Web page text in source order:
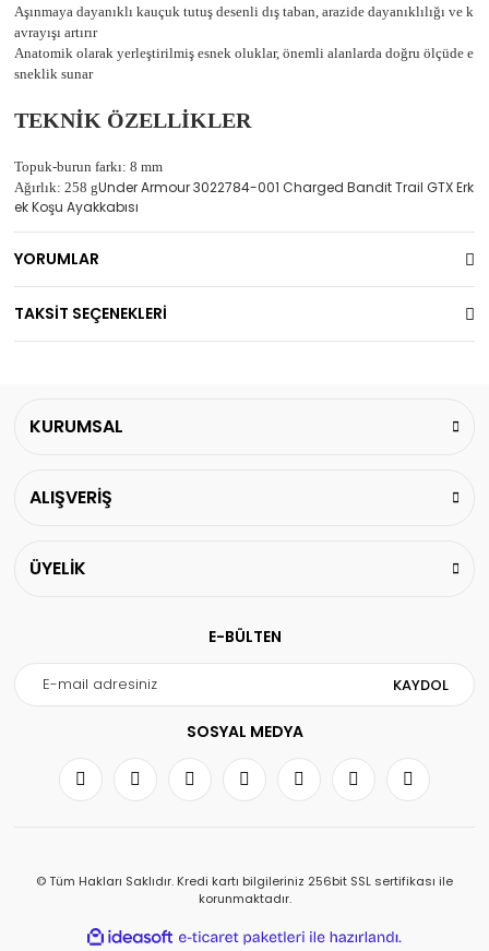
Aşınmaya dayanıklı kauçuk tutuş desenli dış taban, arazide dayanıklılığı ve k
avrayışı artırır
Anatomik olarak yerleştirilmiş esnek oluklar, önemli alanlarda doğru ölçüde e
sneklik sunar
TEKNİK ÖZELLİKLER
Topuk-burun farkı: 8 mm
Ağırlık: 258 gUnder Armour 3022784-001 Charged Bandit Trail GTX Erk
ek Koşu Ayakkabısı
YORUMLAR
TAKSİT SEÇENEKLERİ
KURUMSAL
ALIŞVERİŞ
ÜYELİK
E-BÜLTEN
KAYDOL
SOSYAL MEDYA
© Tüm Hakları Saklıdır. Kredi kartı bilgileriniz 256bit SSL sertifikası ile
korunmaktadır.
ideasoft
e-